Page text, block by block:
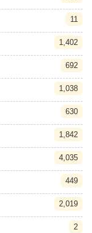
11
1,402
692
1,038
630
1,842
4,035
449
2,019
2